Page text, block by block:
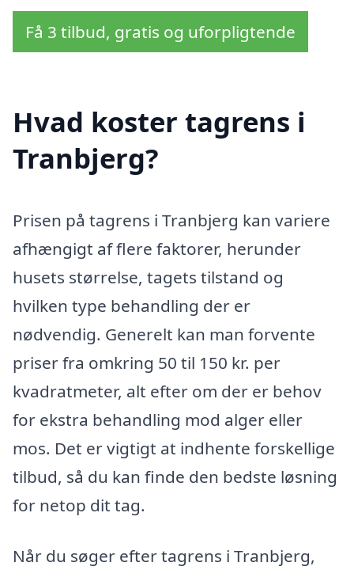
Få 3 tilbud, gratis og uforpligtende
Hvad koster tagrens i
Tranbjerg?
Prisen på tagrens i Tranbjerg kan variere
afhængigt af flere faktorer, herunder
husets størrelse, tagets tilstand og
hvilken type behandling der er
nødvendig. Generelt kan man forvente
priser fra omkring 50 til 150 kr. per
kvadratmeter, alt efter om der er behov
for ekstra behandling mod alger eller
mos. Det er vigtigt at indhente forskellige
tilbud, så du kan finde den bedste løsning
for netop dit tag.
Når du søger efter tagrens i Tranbjerg,